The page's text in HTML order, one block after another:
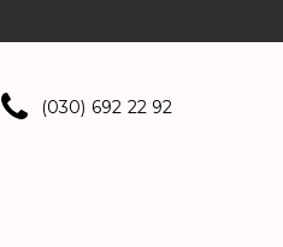
(030) 692 22 92